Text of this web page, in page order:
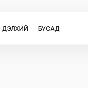
ДЭЛХИЙ БУСАД